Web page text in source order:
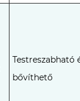
Testreszabható
bővíthető